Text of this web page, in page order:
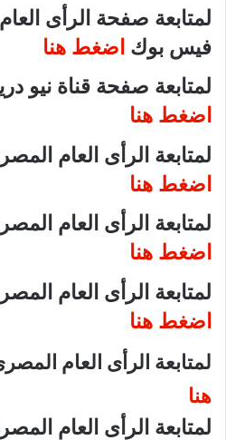
لمتابعة صفحة الرأى
فيس بوك اضغط هنا
لمتابعة صفحة قناة
اضغط هنا
لمتابعة الرأى العام
اضغط هنا
لمتابعة الرأى العام
اضغط هنا
لمتابعة الرأى العام
اضغط هنا
لمتابعة الرأى العام
هنا
لمتابعة الرأى العام